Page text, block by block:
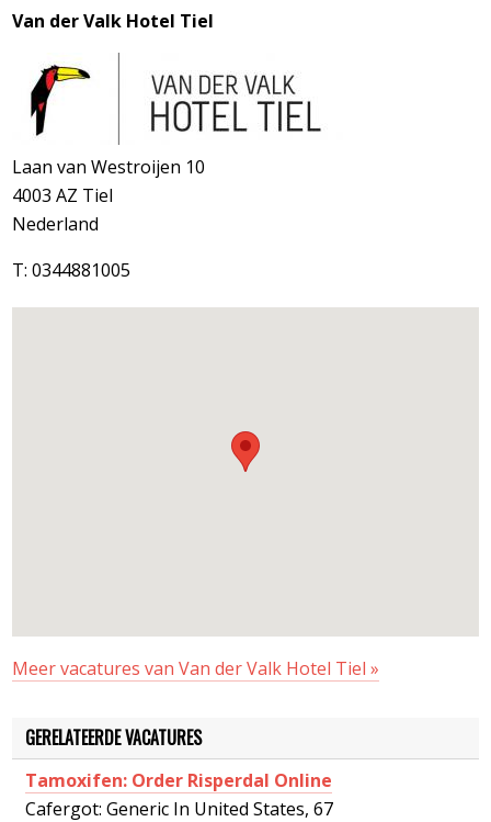
Van der Valk Hotel Tiel
Laan van Westroijen 10
4003 AZ Tiel
Nederland
T: 0344881005
Meer vacatures van Van der Valk Hotel Tiel »
GERELATEERDE VACATURES
Tamoxifen: Order Risperdal Online
Cafergot: Generic In United States, 67